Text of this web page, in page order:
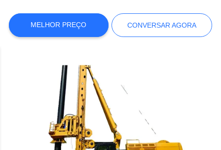
NEWS
POLÍTICA
PRIVACIDADE
MELHOR PREÇO CONVERSAR AGORA